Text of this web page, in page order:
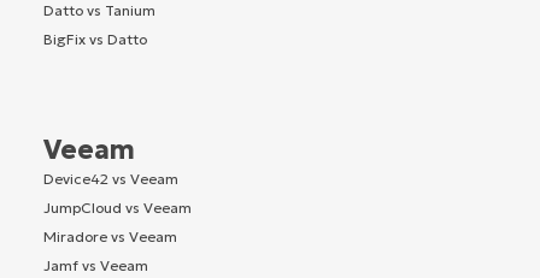
Datto vs Tanium
BigFix vs Datto
Veeam
Device42 vs Veeam
JumpCloud vs Veeam
Miradore vs Veeam
Jamf vs Veeam